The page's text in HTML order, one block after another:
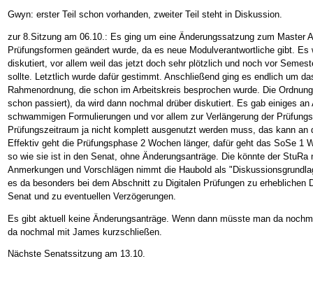
Gwyn: erster Teil schon vorhanden, zweiter Teil steht in Diskussion.
zur 8.Sitzung am 06.10.: Es ging um eine Änderungssatzung zum Master
Prüfungsformen geändert wurde, da es neue Modulverantwortliche gibt.
diskutiert, vor allem weil das jetzt doch sehr plötzlich und noch vor
sollte. Letztlich wurde dafür gestimmt. Anschließend ging es endlich um
Rahmenordnung, die schon im Arbeitskreis besprochen wurde. Die
schon passiert), da wird dann nochmal drüber diskutiert. Es gab einiges
schwammigen Formulierungen und vor allem zur Verlängerung der
Prüfungszeitraum ja nicht komplett ausgenutzt werden muss, das kann an
Effektiv geht die Prüfungsphase 2 Wochen länger, dafür geht das SoSe 1
so wie sie ist in den Senat, ohne Änderungsanträge. Die könnte der StuRa
Anmerkungen und Vorschlägen nimmt die Haubold als
es da besonders bei dem Abschnitt zu Digitalen Prüfungen zu erheblichen
Senat und zu eventuellen Verzögerungen.
Es gibt aktuell keine Änderungsanträge. Wenn dann müsste man da
da nochmal mit James kurzschließen.
Nächste Senatssitzung am 13.10.